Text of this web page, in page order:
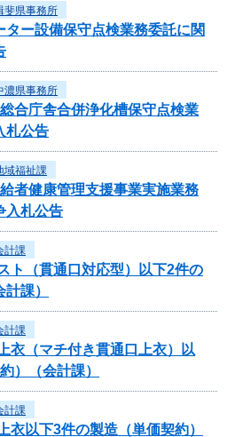
斐県事務所
ー設備保守点検業務委託に関
濃県事務所
合庁舎合併浄化槽保守点検業
札公告
域福祉課
者健康管理支援事業実施業務
入札公告
計課
ト（貫通口対応型）以下2件の
課）
計課
衣（マチ付き貫通口上衣）以
）（会計課）
計課
衣以下3件の製造（単価契約）